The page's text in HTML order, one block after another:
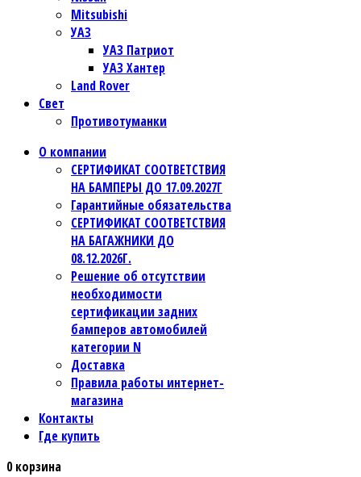
Mitsubishi
УАЗ
УАЗ Патриот
УАЗ Хантер
Land Rover
Свет
Противотуманки
О компании
СЕРТИФИКАТ СООТВЕТСТВИЯ
НА БАМПЕРЫ ДО 17.09.2027Г
Гарантийные обязательства
СЕРТИФИКАТ СООТВЕТСТВИЯ
НА БАГАЖНИКИ ДО
08.12.2026Г.
Решение об отсутствии
необходимости
сертификации задних
бамперов автомобилей
категории N
Доставка
Правила работы интернет-
магазина
Контакты
Где купить
0 корзина